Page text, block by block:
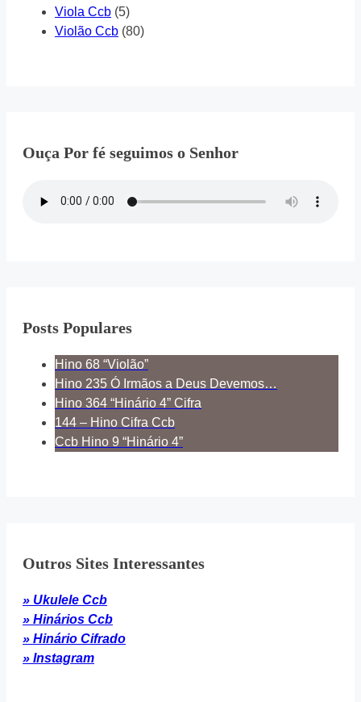
Viola Ccb (5)
Violão Ccb (80)
Ouça Por fé seguimos o Senhor
Posts Populares
Hino 68 “Violão”
Hino 235 Ó Irmãos a Deus Devemos…
Hino 364 “Hinário 4” Cifra
144 – Hino Cifra Ccb
Ccb Hino 9 “Hinário 4”
Outros Sites Interessantes
» Ukulele Ccb
» Hinários Ccb
» Hinário Cifrado
» Instagram